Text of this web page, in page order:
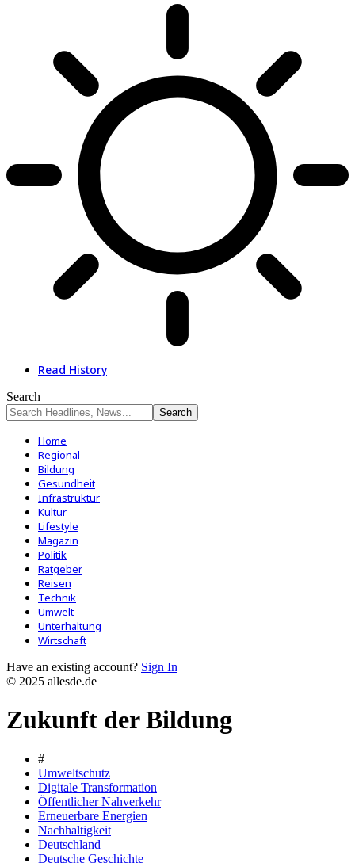
Read History
Search
Home
Regional
Bildung
Gesundheit
Infrastruktur
Kultur
Lifestyle
Magazin
Politik
Ratgeber
Reisen
Technik
Umwelt
Unterhaltung
Wirtschaft
Have an existing account? Sign In
© 2025 allesde.de
Zukunft der Bildung
#
Umweltschutz
Digitale Transformation
Öffentlicher Nahverkehr
Erneuerbare Energien
Nachhaltigkeit
Deutschland
Deutsche Geschichte